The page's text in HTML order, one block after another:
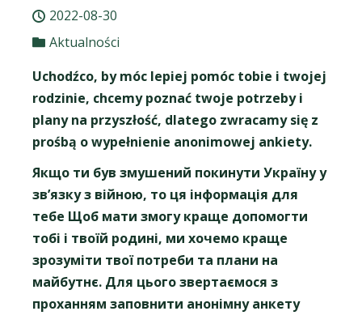
2022-08-30
Aktualności
Uchodźco, by móc lepiej pomóc tobie i twojej
rodzinie, chcemy poznać twoje potrzeby i
plany na przyszłość, dlatego zwracamy się z
prośbą o wypełnienie anonimowej ankiety.
Якщо ти був змушений покинути Україну у
зв’язку з війною, то ця інформація для
тебе Щоб мати змогу краще допомогти
тобі і твоїй родині, ми хочемо краще
зрозуміти твої потреби та плани на
майбутнє. Для цього звертаємося з
проханням заповнити анонімну анкету